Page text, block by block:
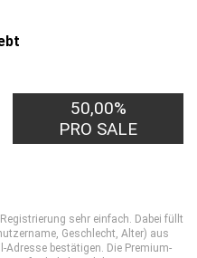
0,50€
PRO LEAD
50,00%
PRO SALE
sehr einfach. Dabei füllt
Geschlecht, Alter) aus
Adresse bestätigen. Die Premium-